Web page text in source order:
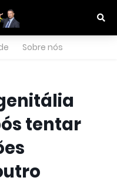
Sobre nós
tentar